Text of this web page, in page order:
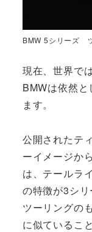
BMW 5シリーズ
現在、世界で
BMWは依然
ます。
公開されたテ
ーイメージから
は、テールラ
の特徴が3シ
ツーリングの
に似ているこ